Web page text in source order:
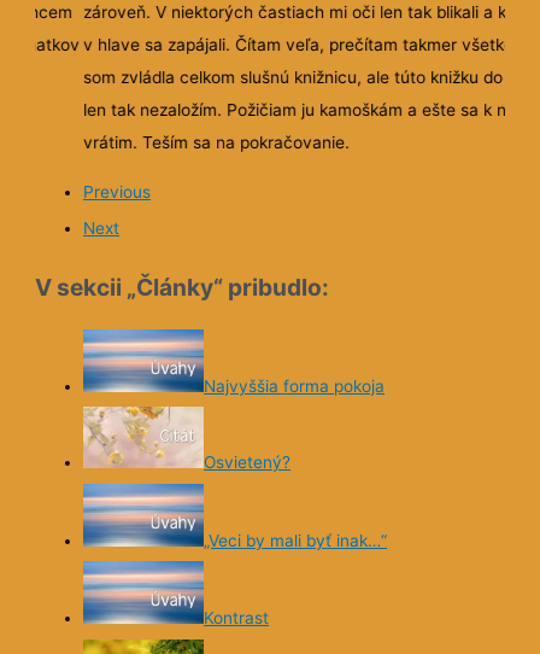
chcem
zároveň. V niektorých častiach mi oči len tak blikali a
v hlave sa zapájali. Čítam veľa, prečítam takmer všetko a
som zvládla celkom slušnú knižnicu, ale túto knižku do nej
len tak nezaložím. Požičiam ju kamoškám a ešte sa k nej
vrátim. Teším sa na pokračovanie.
Previous
Next
V sekcii „Články“ pribudlo:
Najvyššia forma pokoja
Osvietený?
„Veci by mali byť inak…“
Kontrast